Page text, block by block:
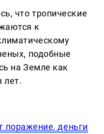
что тропические
к
подобные
на Земле как
лет.
поражение, деньги